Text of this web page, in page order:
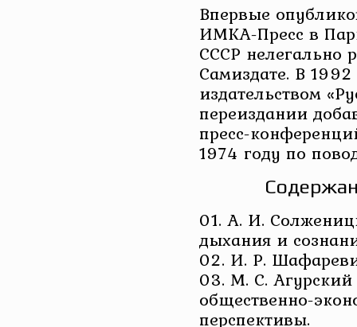
Впервые
ИМКА-Пресс в
СССР нелегально
Самиздате. В
издательством
переиздании
пресс-
1974 году по
01. А. И.
дыхания и
02. И. Р.
03. М. С.
общественно-
перспективы.